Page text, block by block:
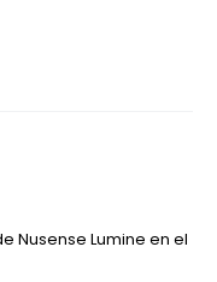
Nusense Lumine en el